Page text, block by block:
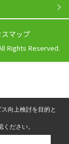
マップ
Rights Reserved.
向上検討を目的と
ください。